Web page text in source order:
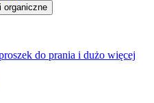
do prania i dużo więcej